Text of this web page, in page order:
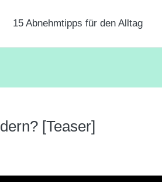
15 Abnehmtipps für den Alltag
[Teaser]